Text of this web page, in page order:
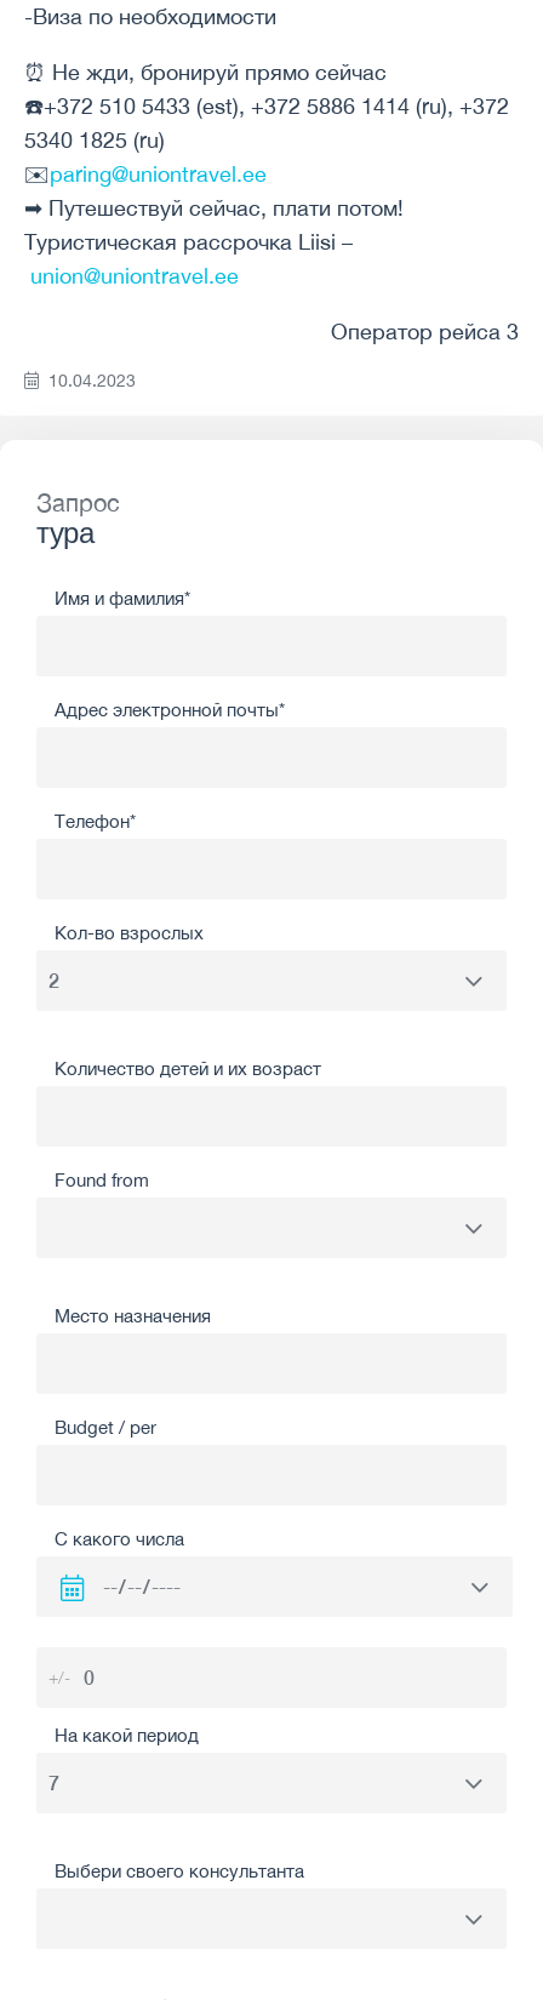
-Виза по необходимости
⏰ Не жди, бронируй прямо сейчас
☎️+372 510 5433 (est), +372 5886 1414 (ru), +372
5340 1825 (ru)
✉️paring@uniontravel.ee
➡ Путешествуй сейчас, плати потом!
Туристическая рассрочка Liisi –
union@uniontravel.ee
Оператор рейса 3
10.04.2023
Запрос
тура
Имя и фамилия*
Адрес электронной почты*
Телефон*
Кол-во взрослых
Количество детей и их возраст
Found from
Место назначения
Budget / per
С какого числа
+/-
На какой период
Выбери своего консультанта